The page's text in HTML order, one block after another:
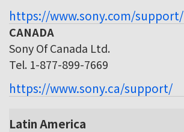
https://www.sony.com/support/
CANADA
Sony Of Canada Ltd.
Tel. 1-877-899-7669
https://www.sony.ca/support/
Latin America